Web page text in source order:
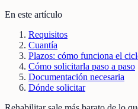
En este artículo
Requisitos
Cuantía
Plazos: cómo funciona el
Cómo solicitarla paso a paso
Documentación necesaria
Dónde solicitar